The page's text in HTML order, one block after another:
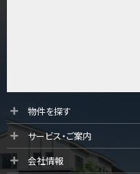
第10位
物件を探す
サービス・ご案内
会社情報